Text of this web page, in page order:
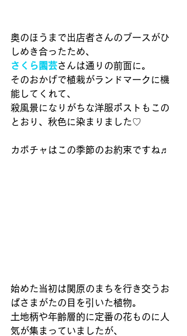
奥のほうまで出店者さんのブースがひ
しめき合ったため、
さくら園芸さんは通りの前面に。
そのおかげで植栽がランドマークに機
能してくれて、
殺風景になりがちな洋服ポストもこの
とおり、秋色に染まりました♡
カボチャはこの季節のお約束ですね♬
始めた当初は関原のまちを行き交うお
ばさまがたの目を引いた植物。
土地柄や年齢層的に定番の花ものに人
気が集まっていましたが、